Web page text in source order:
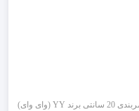
قیمت و خرید اینترنتی بست کمربندی : بست کمربندی 20 سانتی برند YY (وای وای)